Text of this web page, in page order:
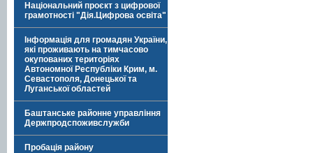
Національний проєкт з цифрової
грамотності "Дія.Цифрова освіта"
Інформація для громадян України,
які проживають на тимчасово
окупованих територіях
Автономної Республіки Крим, м.
Севастополя, Донецької та
Луганської областей
Баштанське районне управління
Держпродспоживслужби
Пробація району